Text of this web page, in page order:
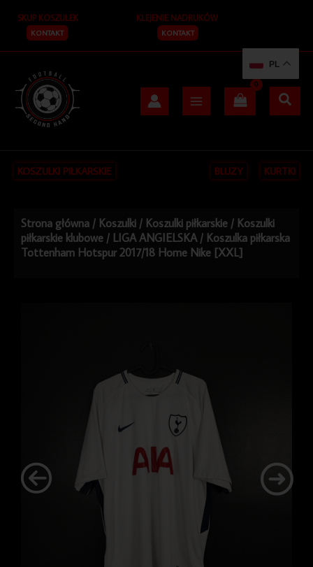
treści
SKUP KOSZULEK
KONTAKT
KLEJENIE NADRUKÓW
KONTAKT
KOSZULKI PIŁKARSKIE BLUZY KURTKI
Strona główna / Koszulki / Koszulki piłkarskie / Koszulki
piłkarskie klubowe / LIGA ANGIELSKA / Koszulka piłkarska
Tottenham Hotspur 2017/18 Home Nike [XXL]
PL